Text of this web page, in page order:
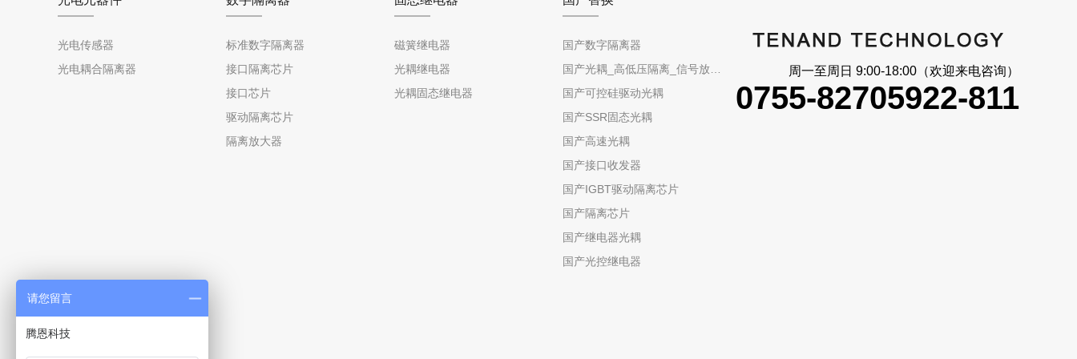
光电传感器
光电耦合隔离器
标准数字隔离器
接口隔离芯片
接口芯片
驱动隔离芯片
隔离放大器
磁簧继电器
光耦继电器
光耦固态继电器
国产数字隔离器
国产可控硅驱动光耦
国产SSR固态光耦
国产高速光耦
国产接口收发器
国产IGBT驱动隔离芯片
国产隔离芯片
国产继电器光耦
国产光控继电器
周一至周日 9:00-18:00（欢迎来电咨询）
0755-82705922-811
请您留言
腾恩科技